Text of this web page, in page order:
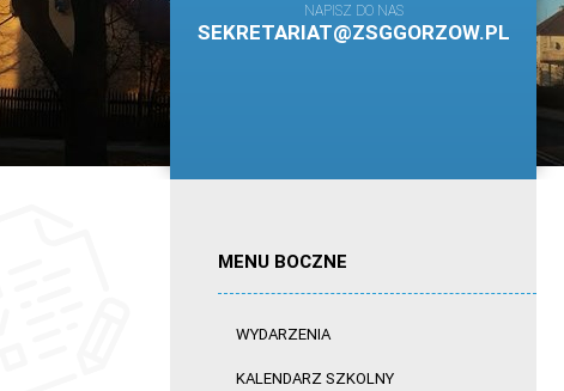
NAPISZ DO NAS
SEKRETARIAT@ZSGGORZOW.PL
MENU BOCZNE
WYDARZENIA
KALENDARZ SZKOLNY